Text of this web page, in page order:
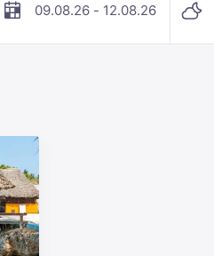
09.08.26 - 12.08.26